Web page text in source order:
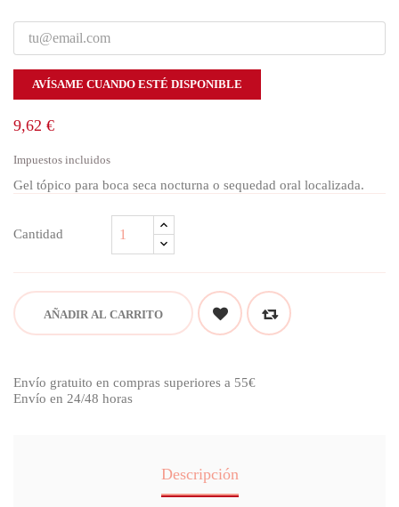
AVÍSAME CUANDO ESTÉ DISPONIBLE
9,62 €
Impuestos incluidos
Gel tópico para boca seca nocturna o sequedad oral localizada.
Cantidad
AÑADIR AL CARRITO
Envío gratuito en compras superiores a 55€
Envío en 24/48 horas
Descripción